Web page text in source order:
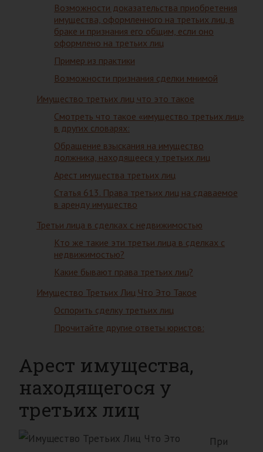
Возможности доказательства приобретения
имущества, оформленного на третьих лиц, в
браке и признания его общим, если оно
оформлено на третьих лиц
Пример из практики
Возможности признания сделки мнимой
Имущество третьих лиц что это такое
Смотреть что такое «имущество третьих лиц»
в других словарях:
Обращение взыскания на имущество
должника, находящееся у третьих лиц
Арест имущества третьих лиц
Статья 613. Права третьих лиц на сдаваемое
в аренду имущество
Третьи лица в сделках с недвижимостью
Кто же такие эти третьи лица в сделках с
недвижимостью?
Какие бывают права третьих лиц?
Имущество Третьих Лиц Что Это Такое
Оспорить сделку третьих лиц
Прочитайте другие ответы юристов:
Арест имущества,
находящегося у
третьих лиц
При